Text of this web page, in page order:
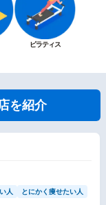
ピラティス
を紹介
人 とにかく痩せたい人